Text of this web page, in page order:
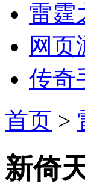
雷霆
网页
传奇
首页 >
新倚